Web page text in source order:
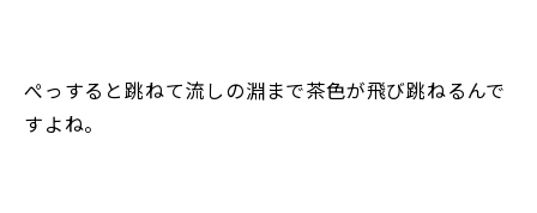
ぺっすると跳ねて流しの淵まで茶色が飛び跳ねるんで
すよね。